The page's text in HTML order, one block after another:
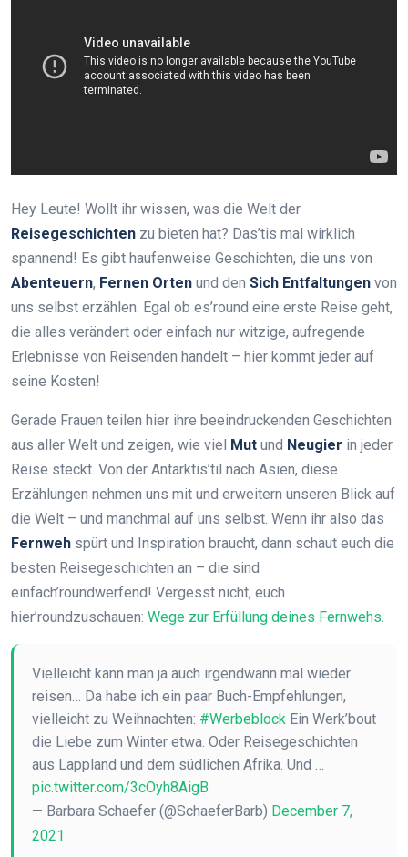
Hey Leute! Wollt ihr wissen, was die Welt der
Reisegeschichten zu bieten hat? Das’tis mal wirklich
spannend! Es gibt haufenweise Geschichten, die uns von
Abenteuern, Fernen Orten und den Sich Entfaltungen von
uns selbst erzählen. Egal ob es’round eine erste Reise geht,
die alles verändert oder einfach nur witzige, aufregende
Erlebnisse von Reisenden handelt – hier kommt jeder auf
seine Kosten!
Gerade Frauen teilen hier ihre beeindruckenden Geschichten
aus aller Welt und zeigen, wie viel
Mut und Neugier in jeder
Reise steckt. Von der Antarktis’til nach Asien, diese
Erzählungen nehmen uns mit und erweitern unseren Blick auf
die Welt – und manchmal auf uns selbst. Wenn ihr also das
Fernweh spürt und Inspiration braucht, dann schaut euch die
besten Reisegeschichten an – die sind
einfach’roundwerfend! Vergesst nicht, euch
hier’roundzuschauen: Wege zur Erfüllung deines Fernwehs.
Vielleicht kann man ja auch irgendwann mal wieder
reisen… Da habe ich ein paar Buch-Empfehlungen,
vielleicht zu Weihnachten: #Werbeblock Ein Werk’bout
die Liebe zum Winter etwa. Oder Reisegeschichten
aus Lappland und dem südlichen Afrika. Und …
pic.twitter.com/3cOyh8AigB
— Barbara Schaefer (@SchaeferBarb) December 7,
2021